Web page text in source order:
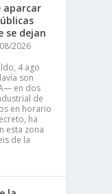
aparcar
se dejan
2026
4 ago
son
en dos
de
en horario
ha
esta zona
de la